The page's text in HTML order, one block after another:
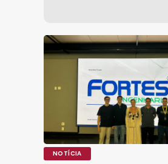
NOTÍCIA